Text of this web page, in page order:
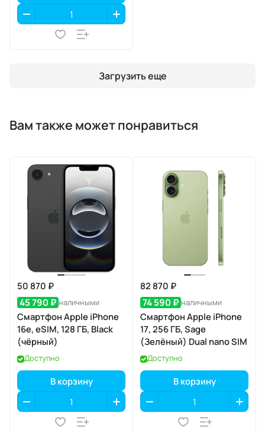
Загрузить еще
Вам также может понравиться
50 870 ₽
45 790 ₽ наличными
Смартфон Apple iPhone
16e, eSIM, 128 ГБ, Black
(чёрный)
Доступно
В корзину
82 870 ₽
74 590 ₽ наличными
Смартфон Apple iPhone
17, 256 ГБ, Sage
(Зелёный) Dual nano SIM
Доступно
В корзину